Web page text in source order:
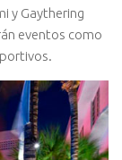
y Gaythering
eventos como